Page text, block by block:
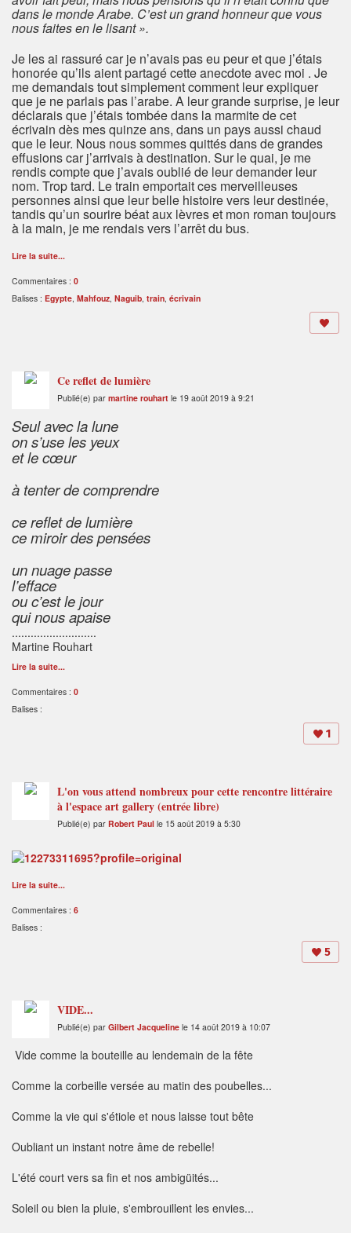
dans le monde Arabe. C’est un grand honneur que vous
nous faites en le lisant ».
Je les ai rassuré car je n’avais pas eu peur et que j’étais
honorée qu’ils aient partagé cette anecdote avec moi . Je
me demandais tout simplement comment leur expliquer
que je ne parlais pas l’arabe. A leur grande surprise, je leur
déclarais que j’étais tombée dans la marmite de cet
écrivain dès mes quinze ans, dans un pays aussi chaud
que le leur. Nous nous sommes quittés dans de grandes
effusions car j’arrivais à destination. Sur le quai, je me
rendis compte que j’avais oublié de leur demander leur
nom. Trop tard. Le train emportait ces merveilleuses
personnes ainsi que leur belle histoire vers leur destinée,
tandis qu’un sourire béat aux lèvres et mon roman toujours
à la main, je me rendais vers l’arrêt du bus.
Lire la suite...
Commentaires : 0
Balises : Egypte, Mahfouz, Naguib, train, écrivain
Ce reflet de lumière
Publié(e) par martine rouhart le 19 août 2019 à 9:21
Seul avec la lune
on s’use les yeux
et le cœur
à tenter de comprendre
ce reflet de lumière
ce miroir des pensées
un nuage passe
l’efface
ou c’est le jour
qui nous apaise
...........................
Martine Rouhart
Lire la suite...
Commentaires : 0
Balises :
1
L'on vous attend nombreux pour cette rencontre littéraire
à l'espace art gallery (entrée libre)
Publié(e) par Robert Paul le 15 août 2019 à 5:30
Lire la suite...
Commentaires : 6
Balises :
5
VIDE...
Publié(e) par Gilbert Jacqueline le 14 août 2019 à 10:07
Vide comme la bouteille au lendemain de la fête
Comme la corbeille versée au matin des poubelles...
Comme la vie qui s'étiole et nous laisse tout bête
Oubliant un instant notre âme de rebelle!
L'été court vers sa fin et nos ambigüités...
Soleil ou bien la pluie, s'embrouillent les envies...